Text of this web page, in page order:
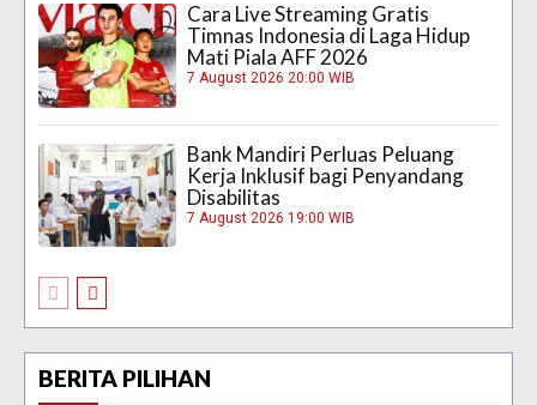
Cara Live Streaming Gratis
Timnas Indonesia di Laga Hidup
Mati Piala AFF 2026
7 August 2026 20:00 WIB
Bank Mandiri Perluas Peluang
Kerja Inklusif bagi Penyandang
Disabilitas
7 August 2026 19:00 WIB
BERITA PILIHAN